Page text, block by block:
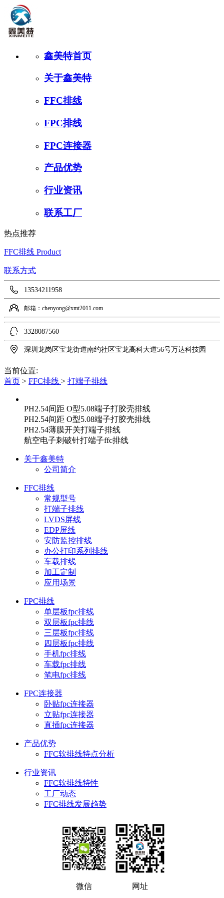
鑫美特首页
关于鑫美特
FFC排线
FPC排线
FPC连接器
产品优势
行业资讯
联系工厂
热点推荐
FFC排线 Product
联系方式
13534211958
邮箱：chenyong@xmt2011.com
3328087560
深圳龙岗区宝龙街道南约社区宝龙高科大道56号万达科技园
当前位置:
首页 > FFC排线 > 打端子排线
PH2.54间距 O型5.08端子打胶壳排线
PH2.54间距 O型5.08端子打胶壳排线
PH2.54薄膜开关打端子排线
航空电子刺破针打端子ffc排线
关于鑫美特
公司简介
FFC排线
常规型号
打端子排线
LVDS屏线
EDP屏线
安防监控排线
办公打印系列排线
车载排线
加工定制
应用场景
FPC排线
单层板fpc排线
双层板fpc排线
三层板fpc排线
四层板fpc排线
手机fpc排线
车载fpc排线
笔电fpc排线
FPC连接器
卧贴fpc连接器
立贴fpc连接器
直插fpc连接器
产品优势
FFC软排线特点分析
行业资讯
FFC软排线特性
工厂动态
FFC排线发展趋势
微信 网址